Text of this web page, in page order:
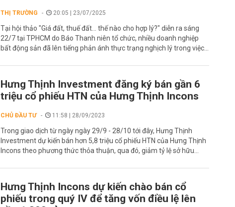
THỊ TRƯỜNG 20:05 | 23/07/2025
Tại hội thảo "Giá đất, thuế đất… thế nào cho hợp lý?" diễn ra sáng
22/7 tại TPHCM do Báo Thanh niên tổ chức, nhiều doanh nghiệp
bất động sản đã lên tiếng phản ánh thực trạng nghịch lý trong việc...
Hưng Thịnh Investment đăng ký bán gần 6
triệu cổ phiếu HTN của Hưng Thịnh Incons
CHỦ ĐẦU TƯ 11:58 | 28/09/2023
Trong giao dịch từ ngày ngày 29/9 - 28/10 tới đây, Hưng Thịnh
Investment dự kiến bán hơn 5,8 triệu cổ phiếu HTN của Hưng Thịnh
Incons theo phương thức thỏa thuận, qua đó, giảm tỷ lệ sở hữu...
Hưng Thịnh Incons dự kiến chào bán cổ
phiếu trong quý IV để tăng vốn điều lệ lên